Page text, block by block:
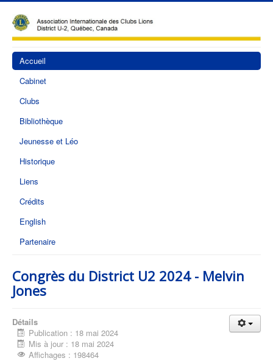
Accueil
Cabinet
Clubs
Bibliothèque
Jeunesse et Léo
Historique
Liens
Crédits
English
Partenaire
Congrès du District U2 2024 - Melvin
Jones
Détails
Publication : 18 mai 2024
Mis à jour : 18 mai 2024
Affichages : 198464